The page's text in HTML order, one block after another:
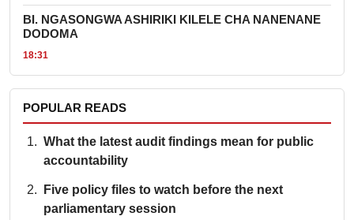
BI. NGASONGWA ASHIRIKI KILELE CHA NANENANE
DODOMA
18:31
POPULAR READS
What the latest audit findings mean for public
accountability
Five policy files to watch before the next
parliamentary session